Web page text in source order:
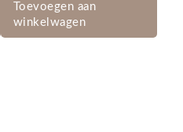
Toevoegen aan
winkelwagen